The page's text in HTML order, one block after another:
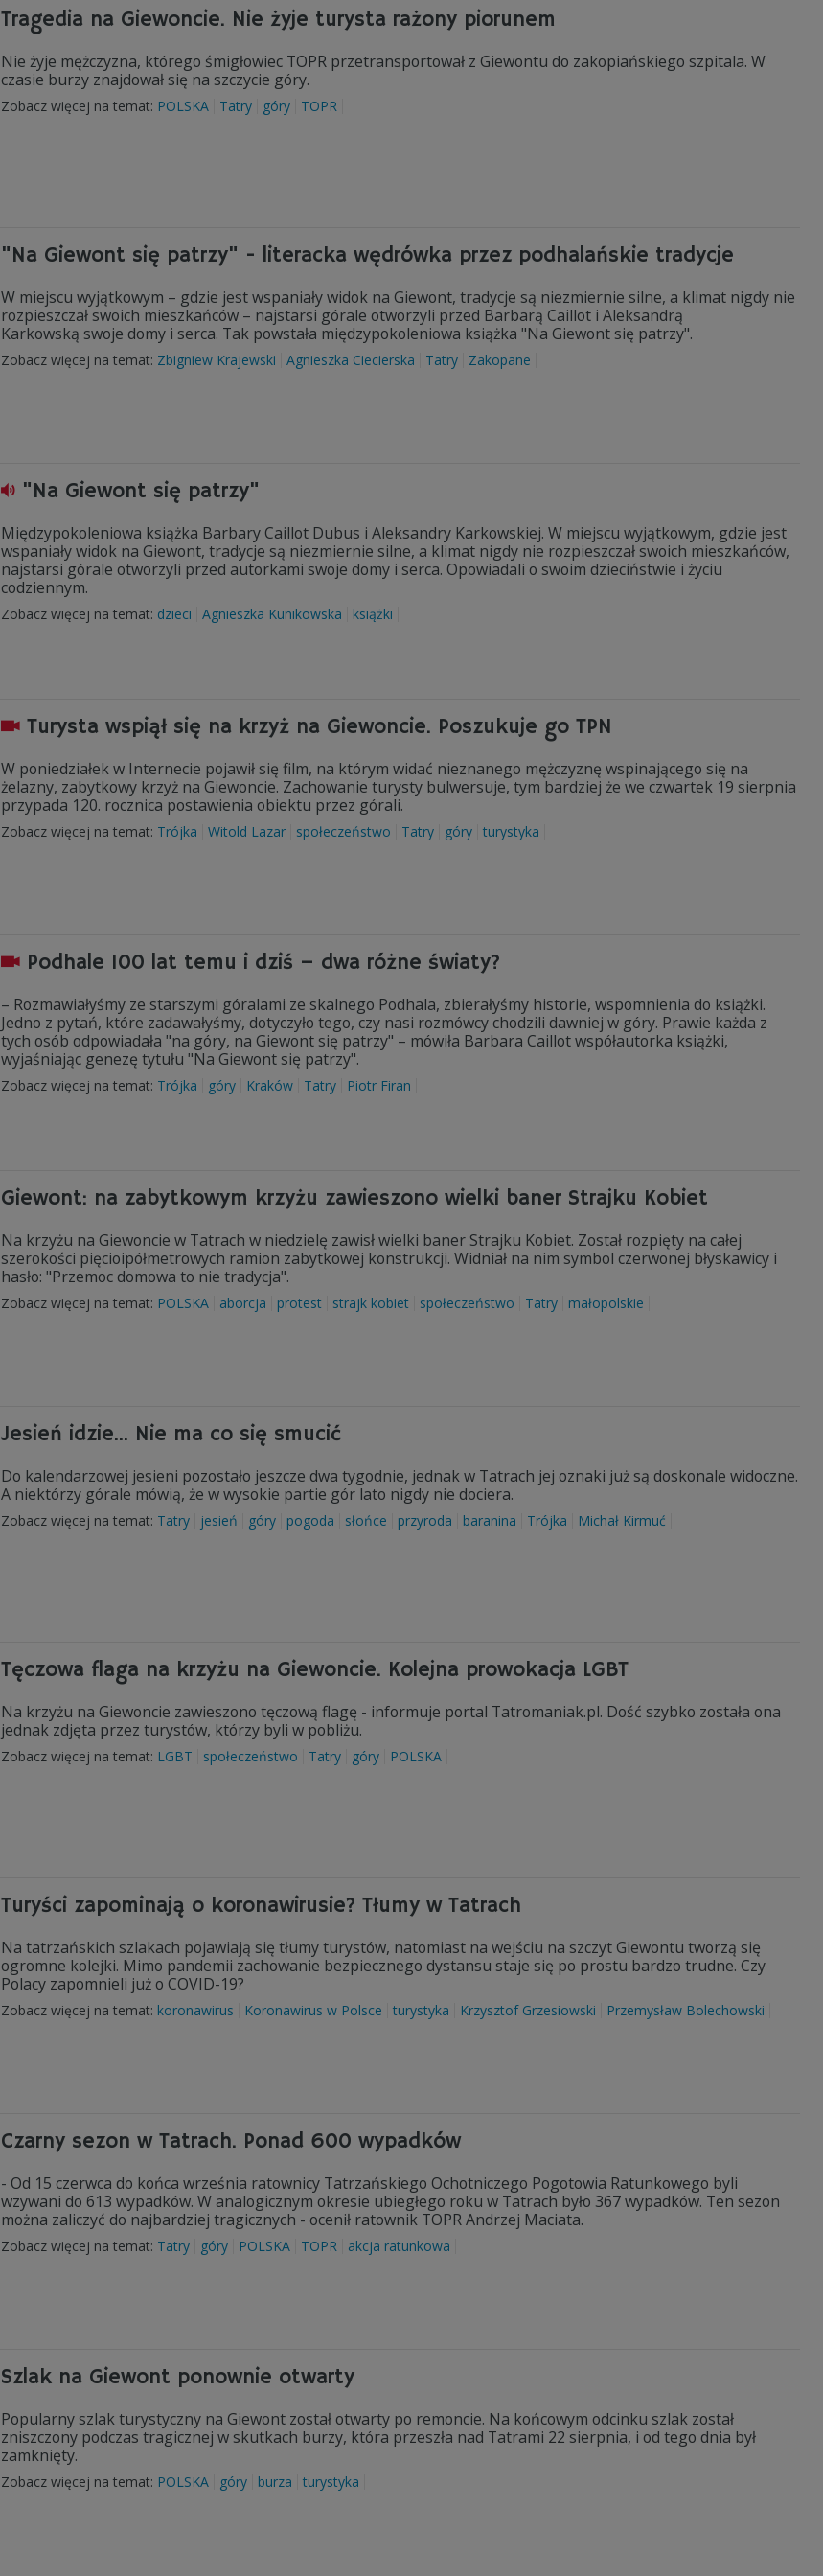
Tragedia na Giewoncie. Nie żyje turysta rażony piorunem
Nie żyje mężczyzna, którego śmigłowiec TOPR przetransportował z Giewontu do zakopiańskiego szpitala. W
czasie burzy znajdował się na szczycie góry.
Zobacz więcej na temat: POLSKA Tatry góry TOPR
"Na Giewont się patrzy" - literacka wędrówka przez podhalańskie tradycje
W miejscu wyjątkowym – gdzie jest wspaniały widok na Giewont, tradycje są niezmiernie silne, a klimat nigdy nie
rozpieszczał swoich mieszkańców – najstarsi górale otworzyli przed Barbarą Caillot i Aleksandrą
Karkowską swoje domy i serca. Tak powstała międzypokoleniowa książka "Na Giewont się patrzy".
Zobacz więcej na temat: Zbigniew Krajewski Agnieszka Ciecierska Tatry Zakopane
"Na Giewont się patrzy"
Międzypokoleniowa książka Barbary Caillot Dubus i Aleksandry Karkowskiej. W miejscu wyjątkowym, gdzie jest
wspaniały widok na Giewont, tradycje są niezmiernie silne, a klimat nigdy nie rozpieszczał swoich mieszkańców,
najstarsi górale otworzyli przed autorkami swoje domy i serca. Opowiadali o swoim dzieciństwie i życiu
codziennym.
Zobacz więcej na temat: dzieci Agnieszka Kunikowska książki
Turysta wspiął się na krzyż na Giewoncie. Poszukuje go TPN
W poniedziałek w Internecie pojawił się film, na którym widać nieznanego mężczyznę wspinającego się na
żelazny, zabytkowy krzyż na Giewoncie. Zachowanie turysty bulwersuje, tym bardziej że we czwartek 19 sierpnia
przypada 120. rocznica postawienia obiektu przez górali.
Zobacz więcej na temat: Trójka Witold Lazar społeczeństwo Tatry góry turystyka
Podhale 100 lat temu i dziś – dwa różne światy?
– Rozmawiałyśmy ze starszymi góralami ze skalnego Podhala, zbierałyśmy historie, wspomnienia do książki.
Jedno z pytań, które zadawałyśmy, dotyczyło tego, czy nasi rozmówcy chodzili dawniej w góry. Prawie każda z
tych osób odpowiadała "na góry, na Giewont się patrzy" – mówiła Barbara Caillot współautorka książki,
wyjaśniając genezę tytułu "Na Giewont się patrzy".
Zobacz więcej na temat: Trójka góry Kraków Tatry Piotr Firan
Giewont: na zabytkowym krzyżu zawieszono wielki baner Strajku Kobiet
Na krzyżu na Giewoncie w Tatrach w niedzielę zawisł wielki baner Strajku Kobiet. Został rozpięty na całej
szerokości pięcioipółmetrowych ramion zabytkowej konstrukcji. Widniał na nim symbol czerwonej błyskawicy i
hasło: "Przemoc domowa to nie tradycja".
Zobacz więcej na temat: POLSKA aborcja protest strajk kobiet społeczeństwo Tatry małopolskie
Jesień idzie... Nie ma co się smucić
Do kalendarzowej jesieni pozostało jeszcze dwa tygodnie, jednak w Tatrach jej oznaki już są doskonale widoczne.
A niektórzy górale mówią, że w wysokie partie gór lato nigdy nie dociera.
Zobacz więcej na temat: Tatry jesień góry pogoda słońce przyroda baranina Trójka Michał Kirmuć
Tęczowa flaga na krzyżu na Giewoncie. Kolejna prowokacja LGBT
Na krzyżu na Giewoncie zawieszono tęczową flagę - informuje portal Tatromaniak.pl. Dość szybko została ona
jednak zdjęta przez turystów, którzy byli w pobliżu.
Zobacz więcej na temat: LGBT społeczeństwo Tatry góry POLSKA
Turyści zapominają o koronawirusie? Tłumy w Tatrach
Na tatrzańskich szlakach pojawiają się tłumy turystów, natomiast na wejściu na szczyt Giewontu tworzą się
ogromne kolejki. Mimo pandemii zachowanie bezpiecznego dystansu staje się po prostu bardzo trudne. Czy
Polacy zapomnieli już o COVID-19?
Zobacz więcej na temat: koronawirus Koronawirus w Polsce turystyka Krzysztof Grzesiowski Przemysław Bolechowski
Czarny sezon w Tatrach. Ponad 600 wypadków
- Od 15 czerwca do końca września ratownicy Tatrzańskiego Ochotniczego Pogotowia Ratunkowego byli
wzywani do 613 wypadków. W analogicznym okresie ubiegłego roku w Tatrach było 367 wypadków. Ten sezon
można zaliczyć do najbardziej tragicznych - ocenił ratownik TOPR Andrzej Maciata.
Zobacz więcej na temat: Tatry góry POLSKA TOPR akcja ratunkowa
Szlak na Giewont ponownie otwarty
Popularny szlak turystyczny na Giewont został otwarty po remoncie. Na końcowym odcinku szlak został
zniszczony podczas tragicznej w skutkach burzy, która przeszła nad Tatrami 22 sierpnia, i od tego dnia był
zamknięty.
Zobacz więcej na temat: POLSKA góry burza turystyka